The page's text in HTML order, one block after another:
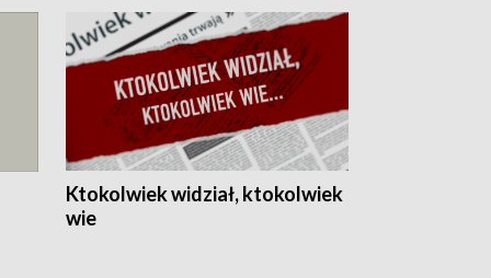
Ktokolwiek widział, ktokolwiek
wie